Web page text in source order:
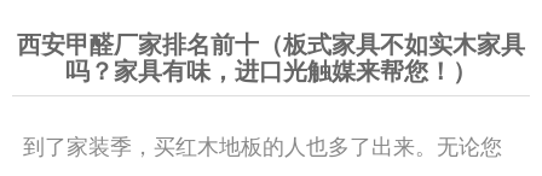
西安甲醛厂家排名前十（板式家具不如实木家具
吗？家具有味，进口光触媒来帮您！）
到了家装季，买红木地板的人也多了出来。无论您